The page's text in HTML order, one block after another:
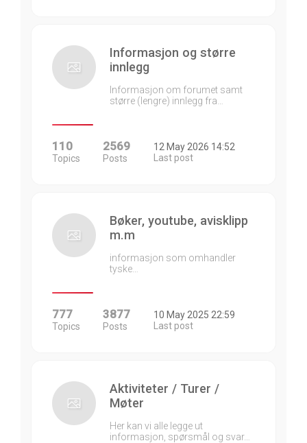
Informasjon og større
innlegg
Informasjon om forumet samt
større (lengre) innlegg fra…
110
Topics
2569
Posts
12 May 2026 14:52
Last post
Bøker, youtube, avisklipp
m.m
informasjon som omhandler
tyske…
777
Topics
3877
Posts
10 May 2025 22:59
Last post
Aktiviteter / Turer /
Møter
Her kan vi alle legge ut
informasjon, spørsmål og svar…